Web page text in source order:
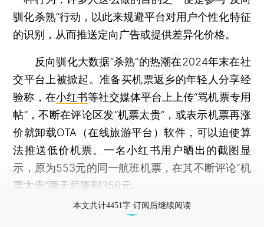
驯化杀熟”行动，以此来规避平台对用户个性化特征
的识别，从而推送定向广告或提供差异化价格。
反向驯化大数据“杀熟”的热潮在2024年末在社
交平台上被掀起。准备买机票返乡的年轻人分享经
验称，在小红书等社交媒体平台上上传“骂机票专用
帖”，不断在评论区发“机票太贵”，或表示机票再涨
价就卸载OTA（在线旅游平台）软件，可以迫使算
法推送低价机票。一名小红书用户晒出的截图显
示，原为553元的同一航班机票，在其不断评论“机
票太贵”两天后降到356元。
本文共计4451字 订阅后继续阅读